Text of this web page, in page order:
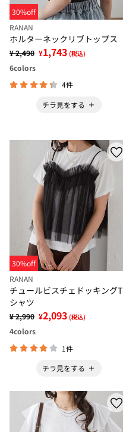
30%off
RANAN
ホルターネックリブトップス
¥ 2,490 ¥1,743 (税込)
6colors
4件
チラ見をする
30%off
RANAN
チュールビスチェドッキングT
シャツ
¥ 2,990 ¥2,093 (税込)
4colors
1件
チラ見をする